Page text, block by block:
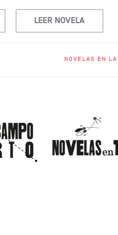
LEER NOVELA
NOVELAS EN